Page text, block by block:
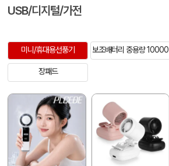
USB/디지털/가전
미니/휴대용선풍기 보조배터리 중용량 10000
장패드